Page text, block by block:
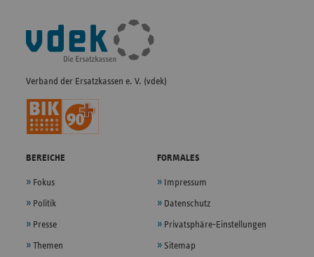
Fußleisten-
Navigation
Verband der Ersatzkassen e. V. (vdek)
BEREICHE
Fokus
Politik
Presse
Themen
FORMALES
Impressum
Datenschutz
Privatsphäre-Einstellungen
Sitemap